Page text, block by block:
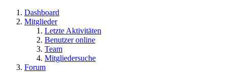
Dashboard
Mitglieder
Letzte Aktivitäten
Benutzer online
Team
Mitgliedersuche
Forum